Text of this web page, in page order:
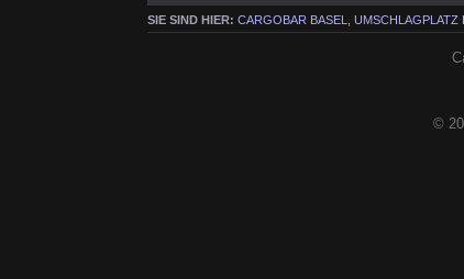
SIE SIND HIER:CARGOBAR BASEL, UMSCHLAGPLATZ
©